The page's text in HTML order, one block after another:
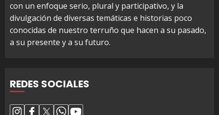
con un enfoque serio, plural y participativo, y la
divulgación de diversas temáticas e historias poco
conocidas de nuestro terruño que hacen a su pasado,
a su presente y a su futuro.
REDES SOCIALES